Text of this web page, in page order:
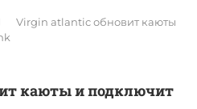
Virgin atlantic обновит каюты
каюты и подключит